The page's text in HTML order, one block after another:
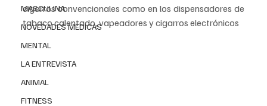
MASCULINA
NOVEDADES MEDICAS
MENTAL
LA ENTREVISTA
ANIMAL
FITNESS
cigarros convencionales como en los dispensadores de
tabaco calentado, vapeadores y cigarros electrónicos